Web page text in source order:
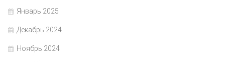
Январь 2025
Декабрь 2024
Ноябрь 2024